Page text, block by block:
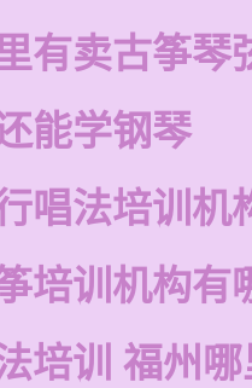
有卖古筝琴
能学钢琴
唱法培训机
培训机构有
培训 福州